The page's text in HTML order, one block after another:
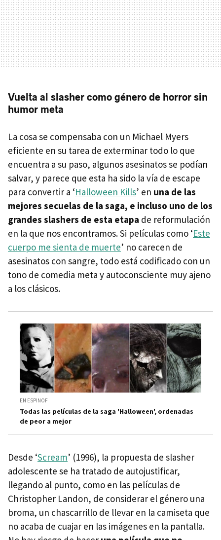
Vuelta al slasher como género de horror sin
humor meta
La cosa se compensaba con un Michael Myers
eficiente en su tarea de exterminar todo lo que
encuentra a su paso, algunos asesinatos se podían
salvar, y parece que esta ha sido la vía de escape
para convertir a ‘Halloween Kills’ en una de las
mejores secuelas de la saga, e incluso uno de los
grandes slashers de esta etapa de reformulación
en la que nos encontramos. Si películas como ‘Este
cuerpo me sienta de muerte’ no carecen de
asesinatos con sangre, todo está codificado con un
tono de comedia meta y autoconsciente muy ajeno
a los clásicos.
EN ESPINOF
Todas las películas de la saga 'Halloween', ordenadas
de peor a mejor
Desde ‘Scream’ (1996), la propuesta de slasher
adolescente se ha tratado de autojustificar,
llegando al punto, como en las películas de
Christopher Landon, de considerar el género una
broma, un chascarrillo de llevar en la camiseta que
no acaba de cuajar en las imágenes en la pantalla.